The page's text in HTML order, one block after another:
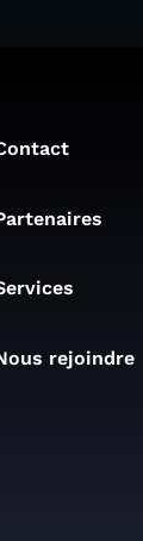
rejoindre